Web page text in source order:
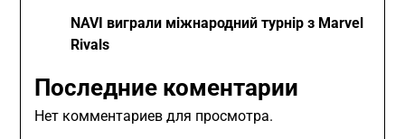
NAVI виграли міжнародний турнір з Marvel
Rivals
Последние коментарии
Нет комментариев для просмотра.